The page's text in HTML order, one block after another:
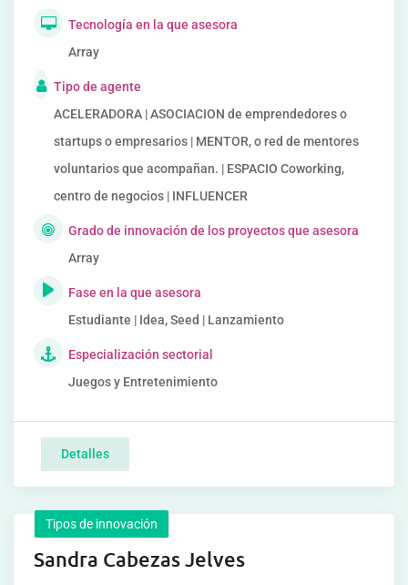
Tecnología en la que asesora
Array
Tipo de agente
ACELERADORA | ASOCIACION de emprendedores o
startups o empresarios | MENTOR, o red de mentores
voluntarios que acompañan. | ESPACIO Coworking,
centro de negocios | INFLUENCER
Grado de innovación de los proyectos que asesora
Array
Fase en la que asesora
Estudiante | Idea, Seed | Lanzamiento
Especialización sectorial
Juegos y Entretenimiento
Detalles
Tipos de innovación
Sandra Cabezas Jelves